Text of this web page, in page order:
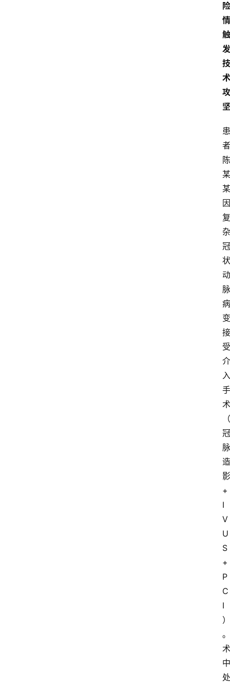
险
情
触
发
技
术
攻
坚
患
者
陈
某
某
因
复
杂
冠
状
动
脉
病
变
接
受
介
入
手
术
（
冠
脉
造
影
+
I
V
U
S
+
P
C
I
）
。
术
中
处